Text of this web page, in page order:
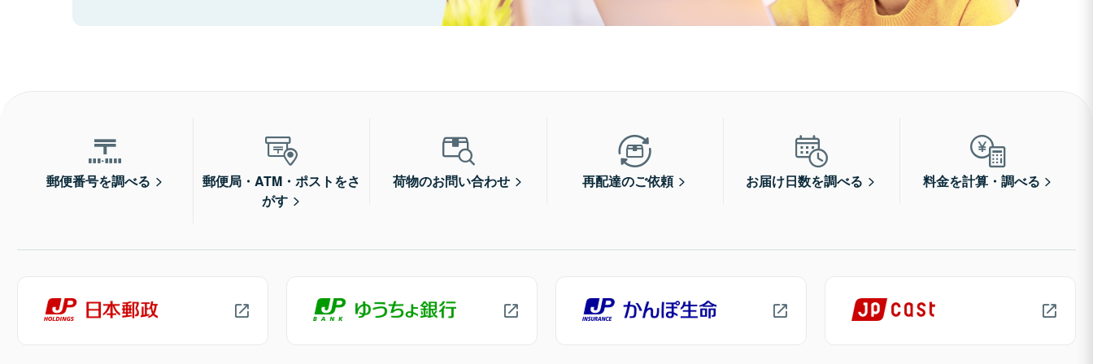
郵便番号を調べる
郵便局・ATM・ポストをさ
がす
荷物のお問い合わせ 再配達のご依頼 お届け日数を調べる 料金を計算・調べる